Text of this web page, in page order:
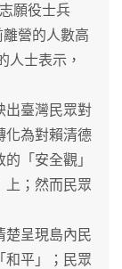
願役士兵
營的人數高
人士表示，
臺灣民眾對
化為對賴清德
「安全觀」
上；然而民眾
呈現島內民
和平」；民眾